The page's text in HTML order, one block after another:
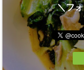
＼フ